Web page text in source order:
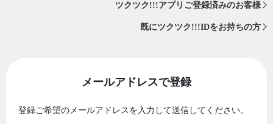
ツクツク!!!アプリご登録済みのお客様
既にツクツク!!!IDをお持ちの方
メールアドレスで登録
登録ご希望のメールアドレスを入力して送信してください。